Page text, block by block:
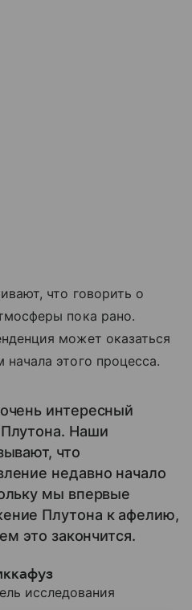
что говорить о
пока рано.
может оказаться
этого процесса.
интересный
Наши
что
недавно начало
мы впервые
Плутона к афелию,
это закончится.
исследования